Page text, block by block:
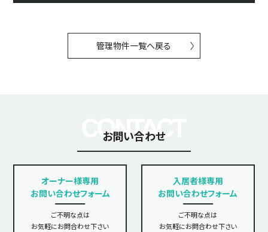
管理物件一覧へ戻る
お問い合わせ
オーナー様専用
お問い合わせフォーム
ご不明な点は
お気軽にお問合わせ下さい
入居者様専用
お問い合わせフォーム
ご不明な点は
お気軽にお問合わせ下さい